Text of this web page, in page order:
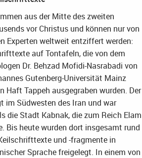
aus der Mitte des zweiten
vor Christus und können nur von
Experten weltweit entziffert werden:
auf Tontafeln, die von dem
Dr. Behzad Mofidi-Nasrabadi von
Gutenberg-Universität Mainz
Haft Tappeh ausgegraben wurden. Der
im Südwesten des Iran und war
die Stadt Kabnak, die zum Reich Elam
Bis heute wurden dort insgesamt rund
und -fragmente in
Sprache freigelegt. In einem von